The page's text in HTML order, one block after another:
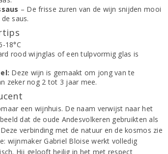
– De frisse zuren van de wijn snijden mooi
saus.
18°C
rood wijnglas of een tulpvormig glas is
Deze wijn is gemaakt om jong van te
zeker nog 2 tot 3 jaar mee.
een wijnhuis. De naam verwijst naar het
dat de oude Andesvolkeren gebruikten als
verbinding met de natuur en de kosmos zie
wijnmaker Gabriel Bloise werkt volledig
Hij gelooft heilig in het met respect